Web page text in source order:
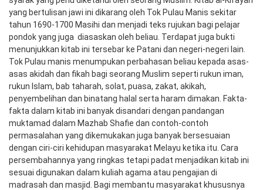
yang bertulisan jawi ini dikarang oleh Tok Pulau Manis sekitar
tahun 1690-1700 Masihi dan menjadi teks rujukan bagi pelajar
pondok yang juga  diasaskan oleh beliau. Terdapat juga bukti
menunjukkan kitab ini tersebar ke Patani dan negeri-negeri lain.
Tok Pulau manis menumpukan perbahasan beliau kepada asas-
asas akidah dan fikah bagi seorang Muslim seperti rukun iman,
rukun Islam, bab taharah, solat, puasa, zakat, akikah,
penyembelihan dan binatang halal serta haram dimakan. Fakta-
fakta dalam kitab ini banyak disandari dengan pandangan
muktamad dalam Mazhab Shafie dan contoh-contoh
permasalahan yang dikemukakan juga banyak bersesuaian
dengan ciri-ciri kehidupan masyarakat Melayu ketika itu. Cara
persembahannya yang ringkas tetapi padat menjadikan kitab ini
sesuai digunakan dalam kuliah agama atau pengajian di
madrasah dan masjid. Bagi membantu masyarakat khususnya